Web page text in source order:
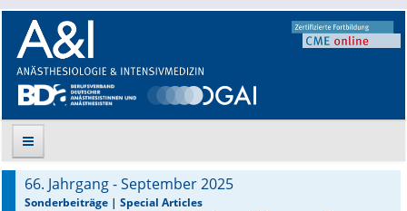
Suche
66. Jahrgang - September 2025
Sonderbeiträge | Special Articles